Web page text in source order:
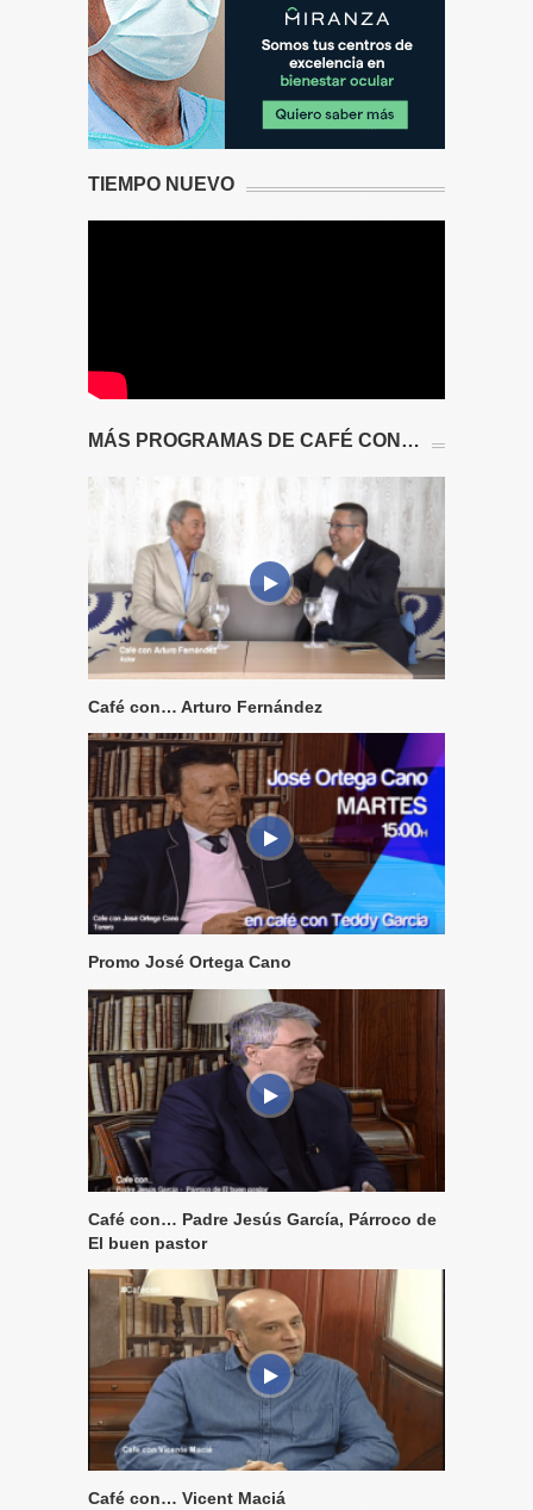
TIEMPO NUEVO
MÁS PROGRAMAS DE CAFÉ CON…
Café con… Arturo Fernández
Promo José Ortega Cano
Café con… Padre Jesús García, Párroco de
El buen pastor
Café con… Vicent Maciá